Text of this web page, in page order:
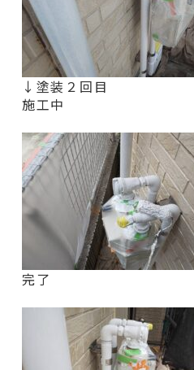
↓塗装２回目
施工中
完了